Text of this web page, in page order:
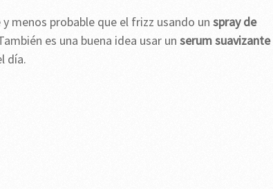
menos probable que el frizz usando un spray de
es una buena idea usar un serum
día.